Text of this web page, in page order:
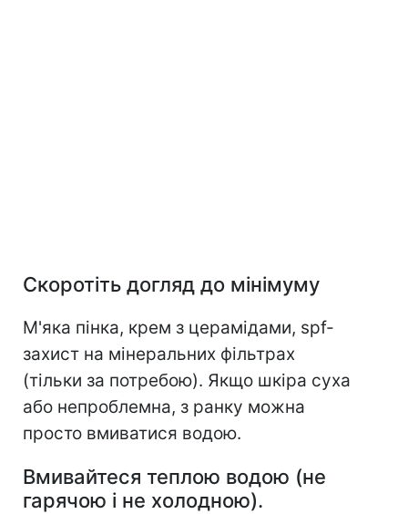
Скоротіть догляд до мінімуму
М'яка пінка, крем з церамідами, spf-
захист на мінеральних фільтрах
(тільки за потребою). Якщо шкіра суха
або непроблемна, з ранку можна
просто вмиватися водою.
Вмивайтеся теплою водою (не
гарячою і не холодною).